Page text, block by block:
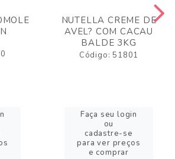
NUTELLA CREME DE
AVEL? COM CACAU
BALDE 3KG
Código: 51801
Faça seu login
ou
cadastre-se
para ver preços
e comprar